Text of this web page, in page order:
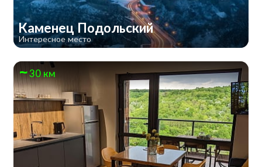
Каменец Подольский
Интересное место
30 км